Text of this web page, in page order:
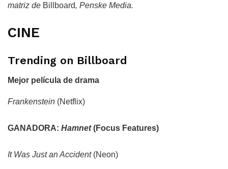
matriz de Billboard, Penske Media.
CINE
Trending on Billboard
Mejor película de drama
Frankenstein (Netflix)
GANADORA: Hamnet(Focus Features)
It Was Just an Accident(Neon)